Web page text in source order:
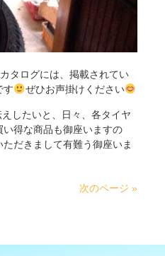
タログには、掲載されてい
す ぜひお声掛けください
したいと、日々、各タイヤ
得な商品も御座いますの
だきまして有難う御座いま
次のページ »